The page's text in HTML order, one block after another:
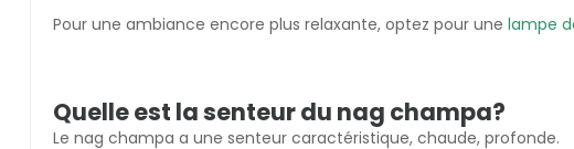
Pour une ambiance encore plus relaxante, optez pour une lampe
Quelle est la senteur du nag champa?
Le nag champa a une senteur caractéristique, chaude, profonde.